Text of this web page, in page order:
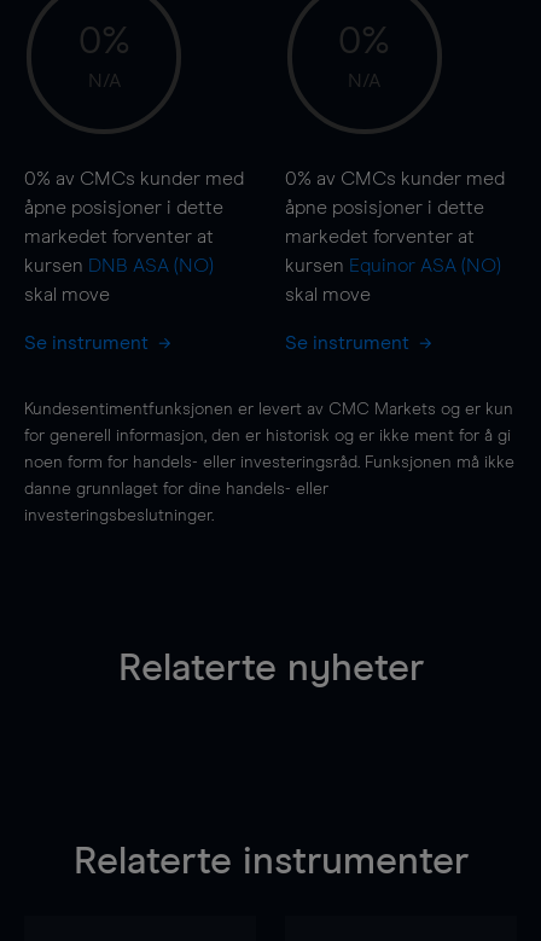
0%
N/A
0% av CMCs kunder med
åpne posisjoner i dette
markedet forventer at
kursen DNB ASA (NO)
skal move
Se instrument
0%
N/A
0% av CMCs kunder med
åpne posisjoner i dette
markedet forventer at
kursen Equinor ASA (NO)
skal move
Se instrument
Kundesentimentfunksjonen er levert av CMC Markets og er kun
for generell informasjon, den er historisk og er ikke ment for å gi
noen form for handels- eller investeringsråd. Funksjonen må ikke
danne grunnlaget for dine handels- eller
investeringsbeslutninger.
Relaterte nyheter
Relaterte instrumenter